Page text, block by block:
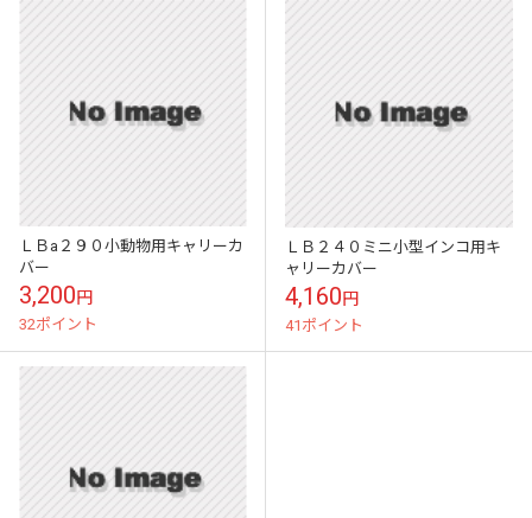
ＬＢa２９０小動物用キャリーカ
バー
3,200円
32ポイント
ＬＢ２４０ミニ小型インコ用キ
ャリーカバー
4,160円
41ポイント